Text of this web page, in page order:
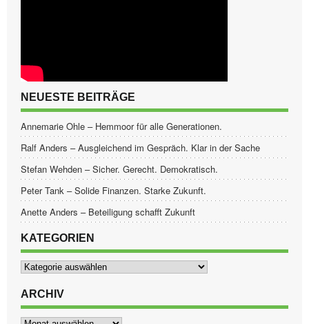
NEUESTE BEITRÄGE
Annemarie Ohle – Hemmoor für alle Generationen.
Ralf Anders – Ausgleichend im Gespräch. Klar in der Sache
Stefan Wehden – Sicher. Gerecht. Demokratisch.
Peter Tank – Solide Finanzen. Starke Zukunft.
Anette Anders – Beteiligung schafft Zukunft
KATEGORIEN
Kategorien
ARCHIV
Archiv